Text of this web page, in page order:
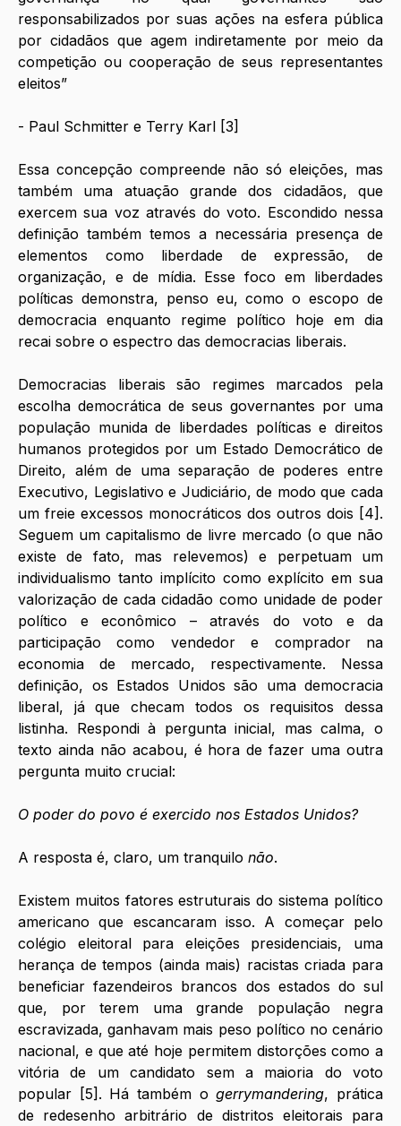
responsabilizados por suas ações na esfera pública
por cidadãos que agem indiretamente por meio da
competição ou cooperação de seus representantes
eleitos”
- Paul Schmitter e Terry Karl [3]
Essa concepção compreende não só eleições, mas
também uma atuação grande dos cidadãos, que
exercem sua voz através do voto. Escondido nessa
definição também temos a necessária presença de
elementos como liberdade de expressão, de
organização, e de mídia. Esse foco em liberdades
políticas demonstra, penso eu, como o escopo de
democracia enquanto regime político hoje em dia
recai sobre o espectro das democracias liberais.
Democracias liberais são regimes marcados pela
escolha democrática de seus governantes por uma
população munida de liberdades políticas e direitos
humanos protegidos por um Estado Democrático de
Direito, além de uma separação de poderes entre
Executivo, Legislativo e Judiciário, de modo que cada
um freie excessos monocráticos dos outros dois [4].
Seguem um capitalismo de livre mercado (o que não
existe de fato, mas relevemos) e perpetuam um
individualismo tanto implícito como explícito em sua
valorização de cada cidadão como unidade de poder
político e econômico – através do voto e da
participação como vendedor e comprador na
economia de mercado, respectivamente. Nessa
definição, os Estados Unidos são uma democracia
liberal, já que checam todos os requisitos dessa
listinha. Respondi à pergunta inicial, mas calma, o
texto ainda não acabou, é hora de fazer uma outra
pergunta muito crucial:
O poder do povo é exercido nos Estados Unidos?
A resposta é, claro, um tranquilo não.
Existem muitos fatores estruturais do sistema político
americano que escancaram isso. A começar pelo
colégio eleitoral para eleições presidenciais, uma
herança de tempos (ainda mais) racistas criada para
beneficiar fazendeiros brancos dos estados do sul
que, por terem uma grande população negra
escravizada, ganhavam mais peso político no cenário
nacional, e que até hoje permitem distorções como a
vitória de um candidato sem a maioria do voto
popular [5]. Há também o gerrymandering, prática
de redesenho arbitrário de distritos eleitorais para